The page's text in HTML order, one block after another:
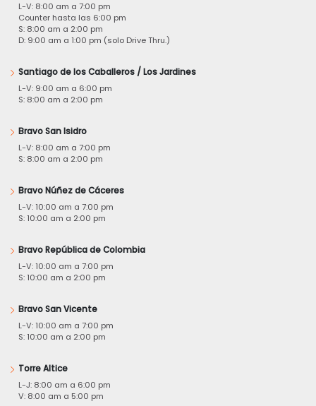
L-V: 8:00 am a 7:00 pm
Counter hasta las 6:00 pm
S: 8:00 am a 2:00 pm
D: 9:00 am a 1:00 pm (solo Drive Thru.)
Santiago de los Caballeros / Los Jardines
L-V: 9:00 am a 6:00 pm
S: 8:00 am a 2:00 pm
Bravo San Isidro
L-V: 8:00 am a 7:00 pm
S: 8:00 am a 2:00 pm
Bravo Núñez de Cáceres
L-V: 10:00 am a 7:00 pm
S: 10:00 am a 2:00 pm
Bravo República de Colombia
L-V: 10:00 am a 7:00 pm
S: 10:00 am a 2:00 pm
Bravo San Vicente
L-V: 10:00 am a 7:00 pm
S: 10:00 am a 2:00 pm
Torre Altice
L-J: 8:00 am a 6:00 pm
V: 8:00 am a 5:00 pm